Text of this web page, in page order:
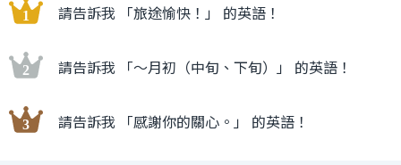
請告訴我 「旅途愉快！」 的英語！
請告訴我 「〜月初（中旬、下旬）」 的英語！
請告訴我 「感謝你的關心。」 的英語！